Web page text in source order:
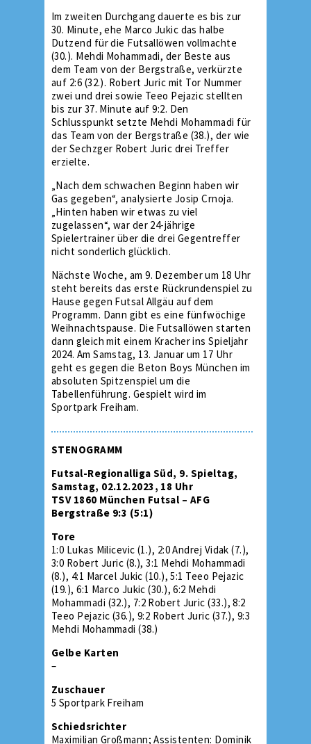
Im zweiten Durchgang dauerte es bis zur
30. Minute, ehe Marco Jukic das halbe
Dutzend für die Futsallöwen vollmachte
(30.). Mehdi Mohammadi, der Beste aus
dem Team von der Bergstraße, verkürzte
auf 2:6 (32.). Robert Juric mit Tor Nummer
zwei und drei sowie Teeo Pejazic stellten
bis zur 37. Minute auf 9:2. Den
Schlusspunkt setzte Mehdi Mohammadi für
das Team von der Bergstraße (38.), der wie
der Sechzger Robert Juric drei Treffer
erzielte.
„Nach dem schwachen Beginn haben wir
Gas gegeben“, analysierte Josip Crnoja.
„Hinten haben wir etwas zu viel
zugelassen“, war der 24-jährige
Spielertrainer über die drei Gegentreffer
nicht sonderlich glücklich.
Nächste Woche, am 9. Dezember um 18 Uhr
steht bereits das erste Rückrundenspiel zu
Hause gegen Futsal Allgäu auf dem
Programm. Dann gibt es eine fünfwöchige
Weihnachtspause. Die Futsallöwen starten
dann gleich mit einem Kracher ins Spieljahr
2024. Am Samstag, 13. Januar um 17 Uhr
geht es gegen die Beton Boys München im
absoluten Spitzenspiel um die
Tabellenführung. Gespielt wird im
Sportpark Freiham.
STENOGRAMM
Futsal-Regionalliga Süd, 9. Spieltag,
Samstag, 02.12.2023, 18 Uhr
TSV 1860 München Futsal – AFG
Bergstraße 9:3 (5:1)
Tore
1:0 Lukas Milicevic (1.), 2:0 Andrej Vidak (7.),
3:0 Robert Juric (8.), 3:1 Mehdi Mohammadi
(8.), 4:1 Marcel Jukic (10.), 5:1 Teeo Pejazic
(19.), 6:1 Marco Jukic (30.), 6:2 Mehdi
Mohammadi (32.), 7:2 Robert Juric (33.), 8:2
Teeo Pejazic (36.), 9:2 Robert Juric (37.), 9:3
Mehdi Mohammadi (38.)
Gelbe Karten
–
Zuschauer
5 Sportpark Freiham
Schiedsrichter
Maximilian Großmann; Assistenten: Dominik